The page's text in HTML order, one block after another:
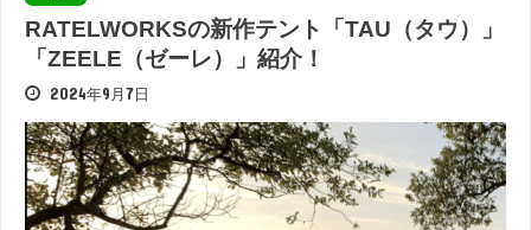
RATELWORKSの新作テント「TAU（タウ）」
「ZEELE（ゼーレ）」紹介！
2024年9月7日